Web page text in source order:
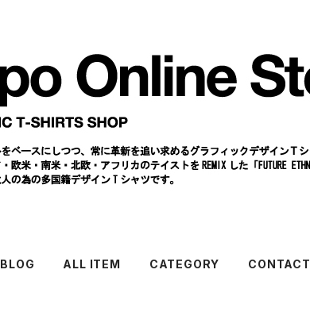
BLOG ALL ITEM CATEGORY CONTACT